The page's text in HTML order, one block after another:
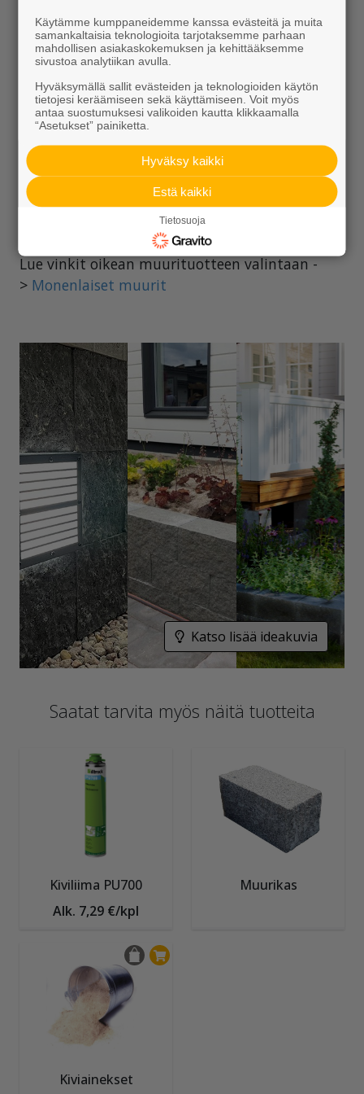
tai kahdella puolikkaalla kivellä voi korvata yhden
kokonaisen kiven.
Kivien kiinnittämiseen toisiinsa voidaan käyttää PU
700 kiviliimaa. Kiviliiman menekki n. 50 m/purkki
kahdella liimaraidalla.
Antikon suositeltu maksimikorkeus on 70 cm. Kaikki
yli kolme kivikerrosta korkeat Antikko-muurit
suosittelemme liimaamaan kiviliimalla.
tuote graniittisena on Muurikas-muurikivi ->
Lue vinkit oikean muurituotteen valintaan -
> Monenlaiset muurit
Katso lisää ideakuvia
Saatat tarvita myös näitä tuotteita
Kiviliima PU700
Alk. 7,29 €/kpl
Muurikas
Kiviainekset
Käytämme kumppaneidemme kanssa evästeitä ja muita
samankaltaisia teknologioita tarjotaksemme parhaan
mahdollisen asiakaskokemuksen ja kehittääksemme
sivustoa analytiikan avulla.
Hyväksymällä sallit evästeiden ja teknologioiden käytön
tietojesi keräämiseen sekä käyttämiseen. Voit myös
antaa suostumuksesi valikoiden kautta klikkaamalla
“Asetukset” painiketta.
Hyväksy kaikki
Estä kaikki
Tietosuoja